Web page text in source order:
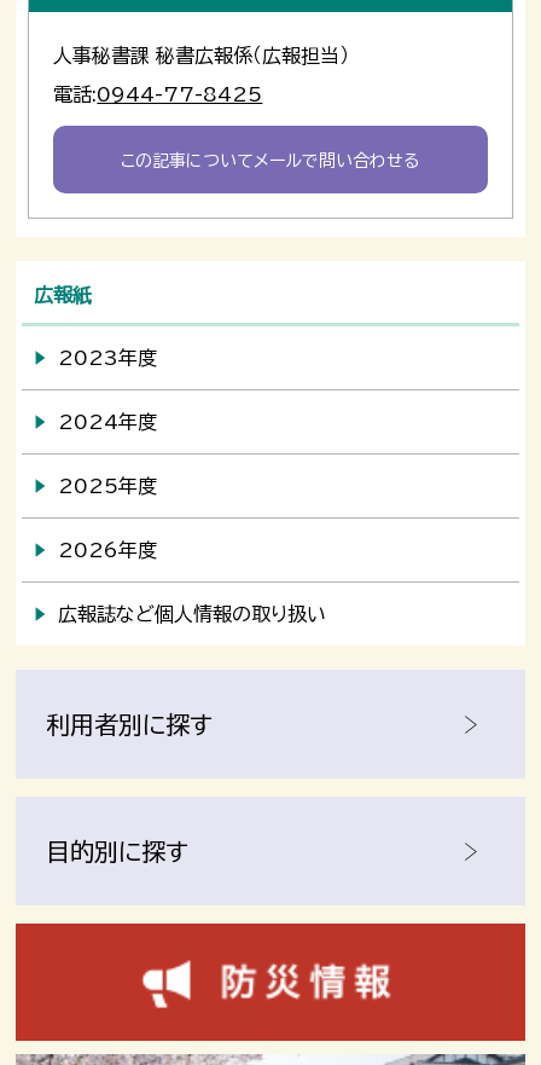
人事秘書課 秘書広報係（広報担当）
電話:0944-77-8425
この記事についてメールで問い合わせる
広報紙
2023年度
2024年度
2025年度
2026年度
広報誌など個人情報の取り扱い
利用者別に探す
目的別に探す